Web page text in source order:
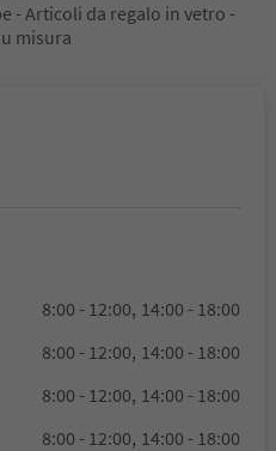
- Articoli da regalo in vetro -
misura
8:00 - 12:00, 14:00 - 18:00
8:00 - 12:00, 14:00 - 18:00
8:00 - 12:00, 14:00 - 18:00
8:00 - 12:00, 14:00 - 18:00